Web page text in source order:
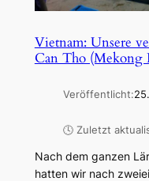
Vietnam: Unsere
Can Tho (Mekong
Veröffentlicht:
🕓 Zuletzt
Nach dem ganzen
hatten wir nach